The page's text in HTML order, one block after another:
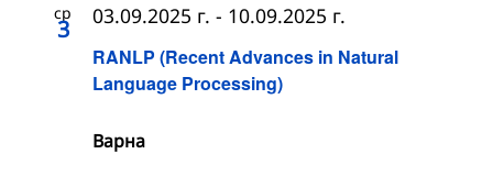
ср
3
RANLP (Recent Advances in Natural
Language Processing)
03.09.2025 г. - 10.09.2025 г.
Варна